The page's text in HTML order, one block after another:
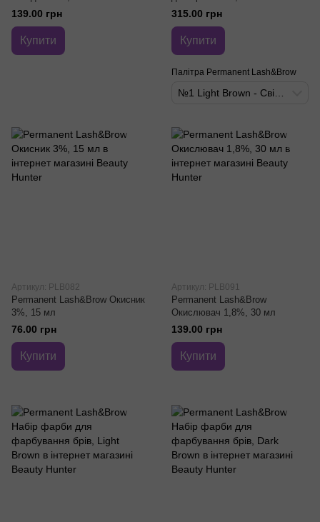
139.00 грн
Купити
315.00 грн
Купити
Палітра Permanent Lash&Brow
Артикул: PLB082
Permanent Lash&Brow Окисник
3%, 15 мл
76.00 грн
Купити
Артикул: PLB091
Permanent Lash&Brow
Окислювач 1,8%, 30 мл
139.00 грн
Купити